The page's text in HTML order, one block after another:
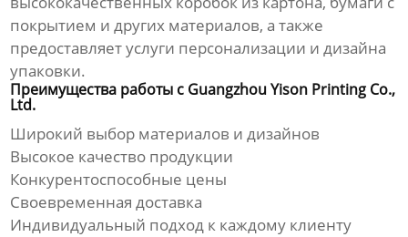
покрытием и других материалов, а также
предоставляет услуги персонализации и дизайна
упаковки.
Преимущества работы с Guangzhou Yison Printing Co.,
Ltd.
Широкий выбор материалов и дизайнов
Высокое качество продукции
Конкурентоспособные цены
Своевременная доставка
Индивидуальный подход к каждому клиенту